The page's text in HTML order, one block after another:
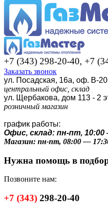
+7 (343) 298-20-40, +7
Заказать звонок
ул. Посадская, 16а, оф. В-
центральный офис, склад
ул. Щербакова, дом 113 - 2
розничный магазин
график работы:
Офис, склад: пн-пт, 10:00
Магазин: пн-пт, 08:00 —
Нужна помощь в
Позвоните нам:
+7 (343) 298-20-40